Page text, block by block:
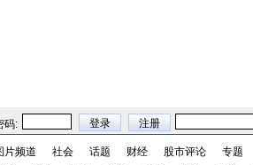
码:
片频道 社会 话题 财经 股市评论 专题